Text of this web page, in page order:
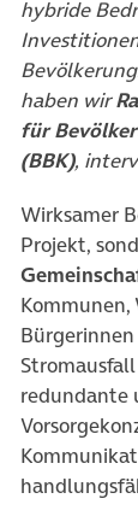
hybride
haben wir
für
(BBK),
Wirksamer
Projekt,
redundante